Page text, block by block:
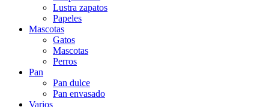
Lustra zapatos
Papeles
Mascotas
Gatos
Mascotas
Perros
Pan
Pan dulce
Pan envasado
Varios